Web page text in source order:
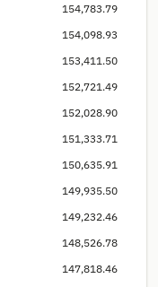
154,783.79
154,098.93
153,411.50
152,721.49
152,028.90
151,333.71
150,635.91
149,935.50
149,232.46
148,526.78
147,818.46